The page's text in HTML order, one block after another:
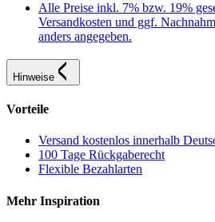
Alle Preise inkl. 7% bzw. 19%
Versandkosten und ggf.
anders angegeben.
Hinweise
Vorteile
Versand kostenlos innerhalb
100 Tage Rückgaberecht
Flexible Bezahlarten
Mehr Inspiration